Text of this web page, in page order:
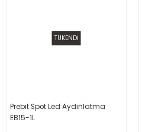
TÜKENDİ
Prebit Spot Led Aydınlatma
EB15-1L